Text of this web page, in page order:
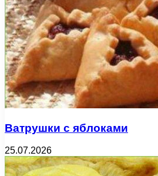
Ватрушки с яблоками
25.07.2026